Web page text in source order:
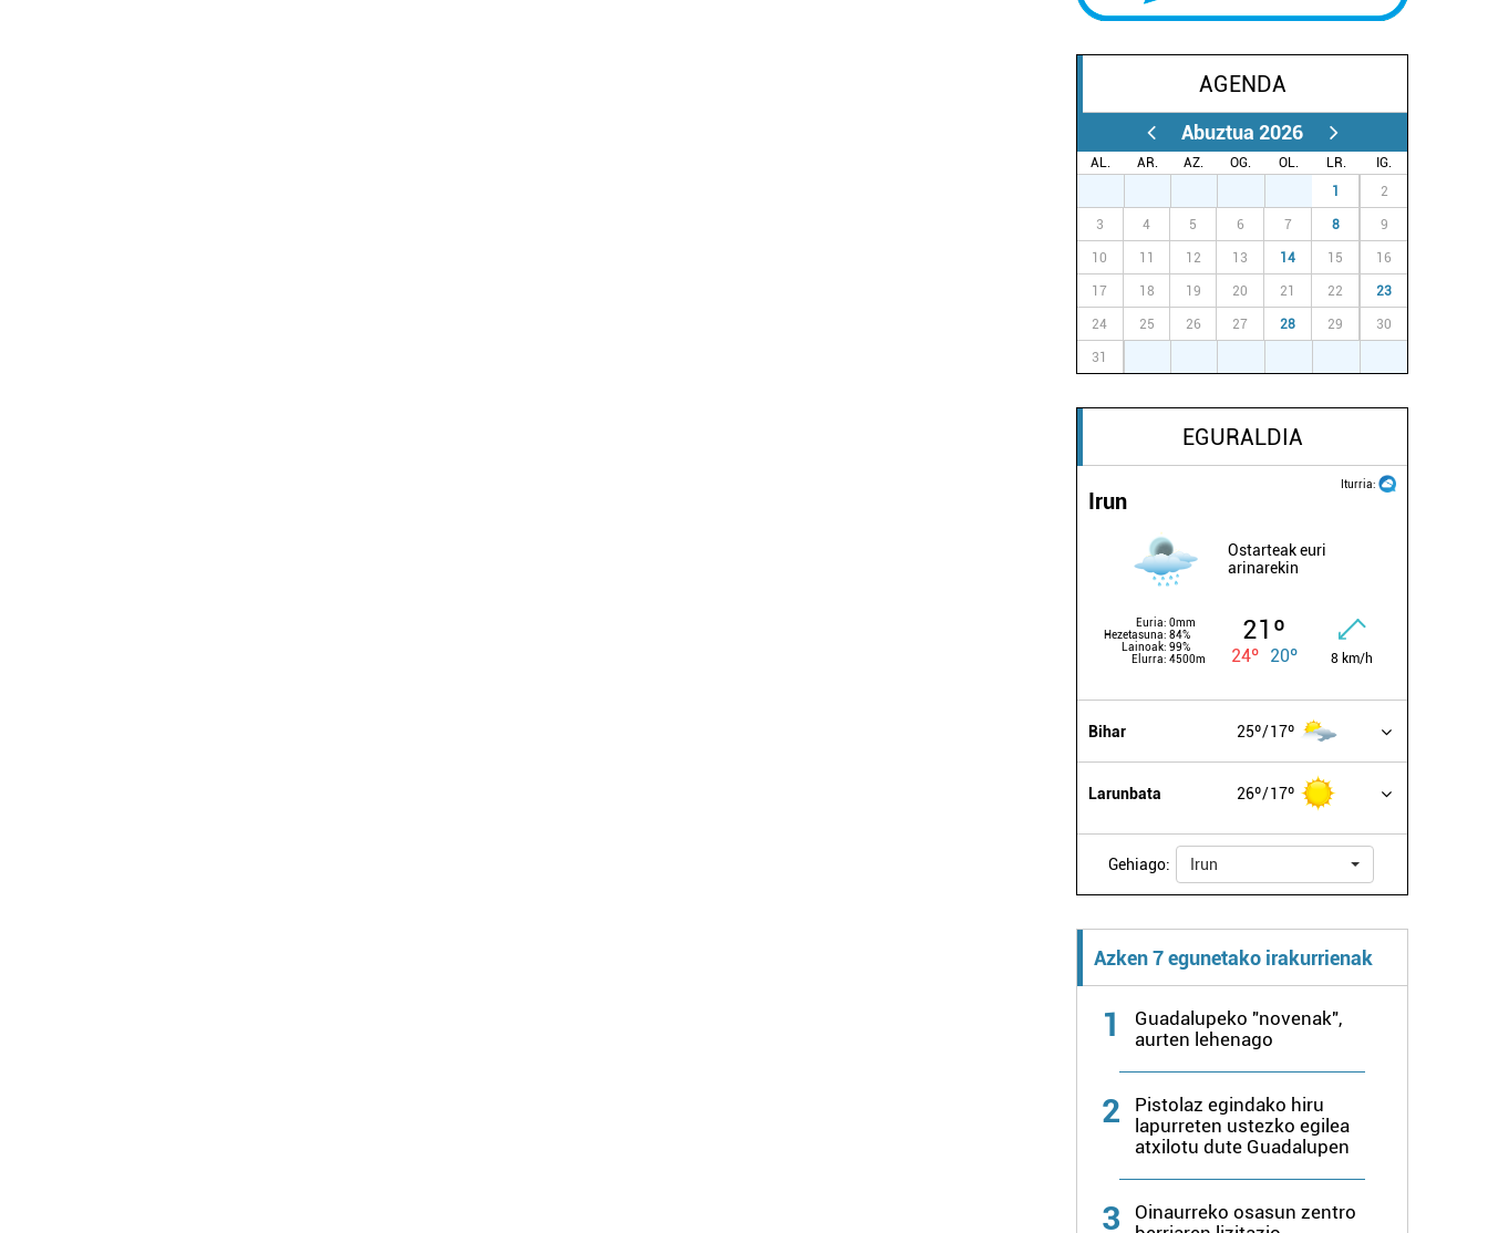
AGENDA
Abuztua 2026
AL. AR. AZ. OG. OL. LR.
IG.
1 2
3 4 5 6 7 8 9
10 11 12 13 14 15 16
17 18 19 20 21 22 23
24 25 26 27 28 29 30
31
EGURALDIA
Iturria:
Irun
Ostarteak euri
arinarekin
Euria: 0mm
Hezetasuna: 84%
Lainoak: 99%
Elurra: 4500m
21º
24º 20º 8 km/h
Bihar 25º 17º
Larunbata 26º 17º
Gehiago: Irun
Azken 7 egunetako irakurrienak
1
Guadalupeko "novenak",
aurten lehenago
2
Pistolaz egindako hiru
lapurreten ustezko egilea
atxilotu dute Guadalupen
3
Oinaurreko osasun zentro